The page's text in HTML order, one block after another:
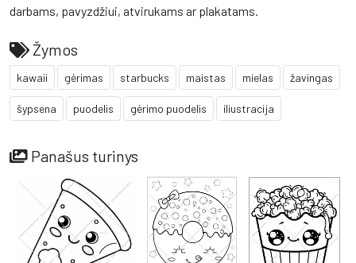
darbams, pavyzdžiui, atvirukams ar plakatams.
Žymos
kawaii gėrimas starbucks maistas mielas žavingas
šypsena puodelis gėrimo puodelis iliustracija
Panašus turinys